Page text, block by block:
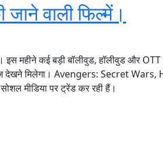
वाली फिल्में।
महीने कई बड़ी बॉलीवुड, हॉलीवुड और OTT
देखने मिलेगा। Avengers: Secret
मीडिया पर ट्रेंड कर रही हैं।